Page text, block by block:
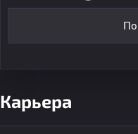
Карьера